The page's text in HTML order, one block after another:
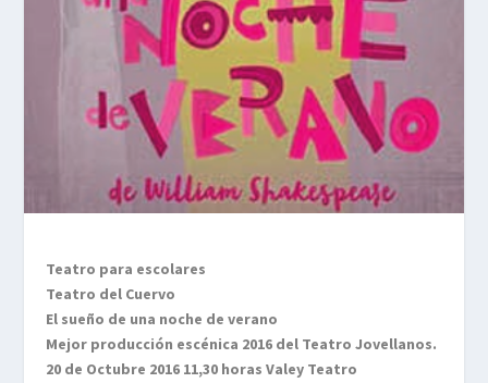
Teatro para escolares
Teatro del Cuervo
El sueño de una noche de verano
Mejor producción escénica 2016 del Teatro Jovellanos.
20 de Octubre 2016 11,30 horas Valey Teatro